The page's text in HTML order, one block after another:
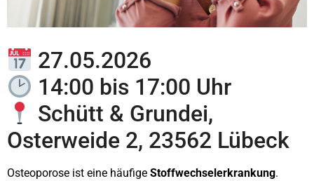
27.05.2026
14:00 bis 17:00 Uhr
Schütt & Grundei,
Osterweide 2, 23562 Lübeck
Osteoporose ist eine häufige Stoffwechselerkrankung.